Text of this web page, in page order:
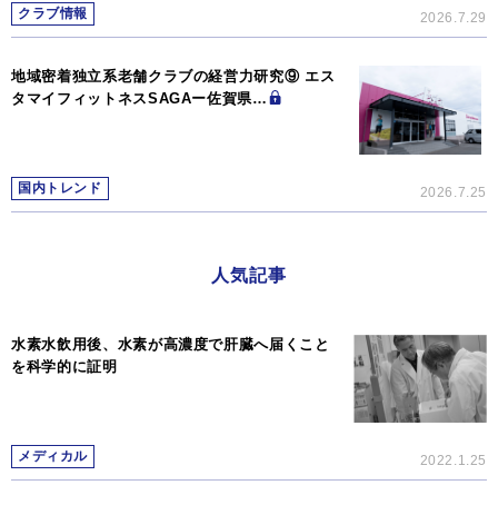
クラブ情報 2026.7.29
地域密着独立系老舗クラブの経営力研究⑨ エス
タマイフィットネスSAGAー佐賀県…
国内トレンド 2026.7.25
人気記事
水素水飲用後、水素が高濃度で肝臓へ届くこと
を科学的に証明
メディカル 2022.1.25